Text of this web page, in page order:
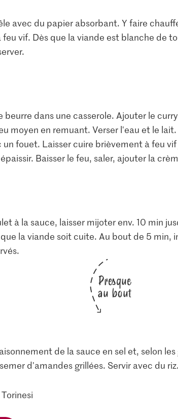
avec du papier absorbant. Y faire
vif. Dès que la viande est blanche de
beurre dans une casserole. Ajouter le
moyen en remuant. Verser l'eau et le
fouet. Laisser cuire brièvement à feu
Baisser le feu, saler, ajouter la
à la sauce, laisser mijoter env. 10 min
la viande soit cuite. Au bout de 5 min,
Presque
au bout
de la sauce en sel et, selon
d'amandes grillées. Servir avec du riz.